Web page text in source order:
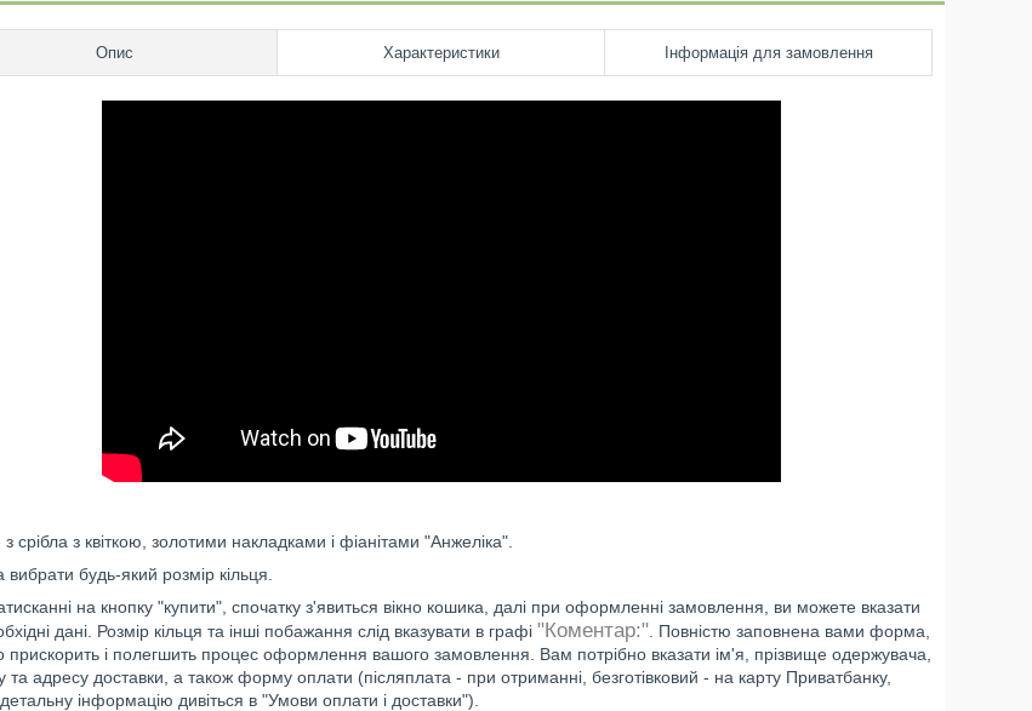
Опис Характеристики Інформація для замовлення
з срібла з квіткою, золотими накладками і фіанітами "Анжеліка".
будь-який розмір кільця.
на кнопку "купити", спочатку з'явиться вікно кошика, далі при оформленні замовлення, ви можете вказати
дані. Розмір кільця та інші побажання слід вказувати в графі "Коментар:" . Повністю заповнена вами форма,
прискорить і полегшить процес оформлення вашого замовлення. Вам потрібно вказати ім'я, прізвище одержувача,
та адресу доставки, а також форму оплати (післяплата - при отриманні, безготівковий - на карту Приватбанку,
інформацію дивіться в "Умови оплати і доставки").